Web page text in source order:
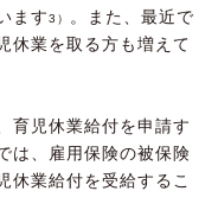
ます3）
。また、最近で
休業を取る方も増えて
育児休業給付を申請す
は、雇用保険の被保険
休業給付を受給するこ